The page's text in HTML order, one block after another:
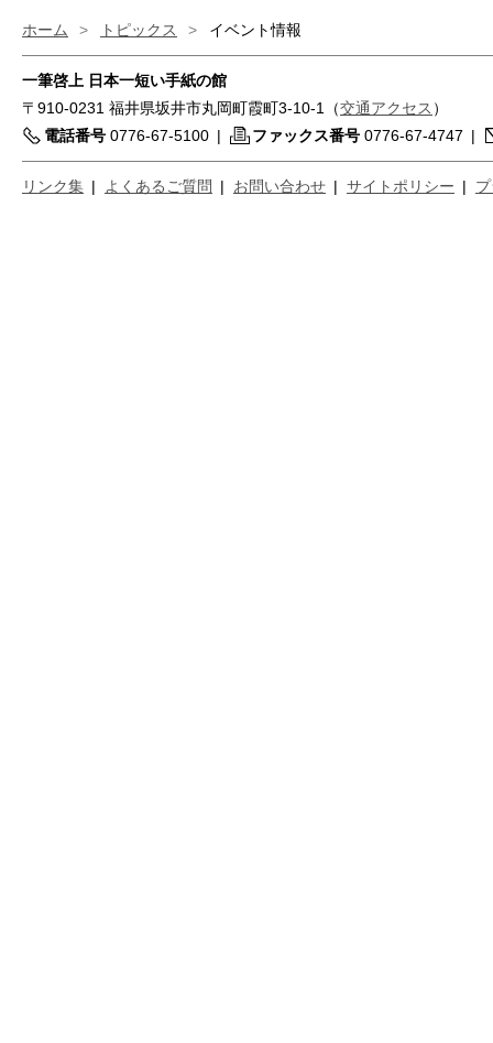
ホーム > トピックス > イベント情報
一筆啓上 日本一短い手紙の館
〒910-0231 福井県坂井市丸岡町霞町3-10-1（交通アクセス ）
電話番号 0776-67-5100 | ファックス番号 0776-67-4747 |
リンク集 | よくあるご質問 | お問い合わせ | サイトポリシー |